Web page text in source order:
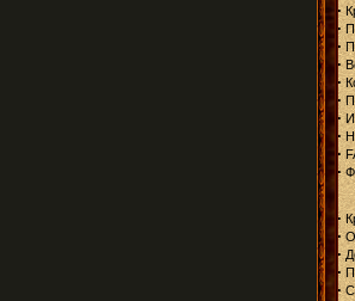
·
·
·
·
·
·
·
·
·
·
·
·
·
·
·